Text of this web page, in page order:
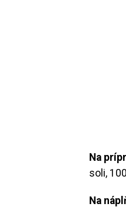
Na
soli,
Na